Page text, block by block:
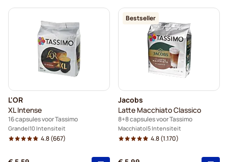
L'OR
XL Intense
16 capsules voor Tassimo
Grande 10 Intensiteit
4.8(667)
Bestseller
Jacobs
Latte Macchiato Classico
8+8 capsules voor Tassimo
Macchiato 5 Intensiteit
4.8(1.170)